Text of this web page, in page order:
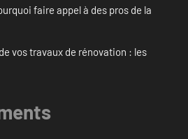
faire appel à des pros de la
vos travaux de rénovation : les